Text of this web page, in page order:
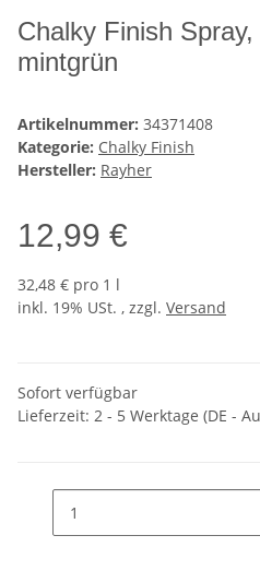
Chalky Finish
mintgrün
Artikelnummer: 34371408
Kategorie: Chalky Finish
Hersteller: Rayher
12,99 €
32,48 € pro 1 l
inkl. 19% USt. , zzgl. Versand
Sofort verfügbar
Lieferzeit: 2 - 5 Werktage (DE -